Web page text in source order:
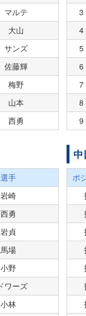
マルテ
大山
サンズ
佐藤輝
梅野
山本
西勇
3
4
5
6
7
8
9
選手
岩崎
西勇
岩貞
馬場
小野
ワーズ
小林
ポ